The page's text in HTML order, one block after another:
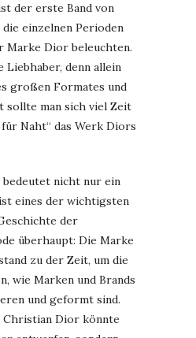
der erste Band von
einzelnen Perioden
Marke Dior beleuchten.
denn allein
großen Formates und
sollte man sich viel Zeit
Naht“ das Werk Diors
nicht nur ein
eines der wichtigsten
der
überhaupt: Die Marke
zu der Zeit, um die
wie Marken und Brands
und geformt sind.
Christian Dior könnte